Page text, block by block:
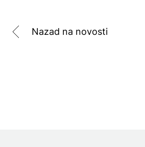
Nazad na novosti